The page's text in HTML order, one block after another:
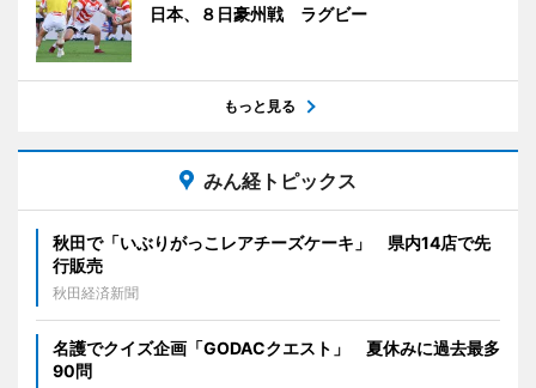
日本、８日豪州戦 ラグビー
もっと見る
みん経トピックス
秋田で「いぶりがっこレアチーズケーキ」 県内14店で先
行販売
秋田経済新聞
名護でクイズ企画「GODACクエスト」 夏休みに過去最多
90問